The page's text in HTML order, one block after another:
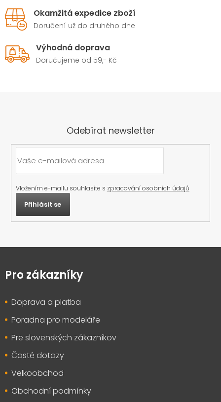
Okamžitá expedice zboží
Doručení už do druhého dne
Výhodná doprava
Doručujeme od 59,- Kč
Odebírat newsletter
Vložením e-mailu souhlasíte s zpracování osobních údajů
Přihlásit se
Z
pPro zákazníky
Doprava a platba
Poradna pro modeláře
Pre slovenských zákazníkov
Časté dotazy
Velkoobchod
Obchodní podmínky